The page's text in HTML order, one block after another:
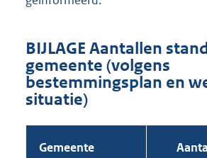
BIJLAGE Aantallen
gemeente (volgens
bestemmingsplan en
situatie)
Gemeente